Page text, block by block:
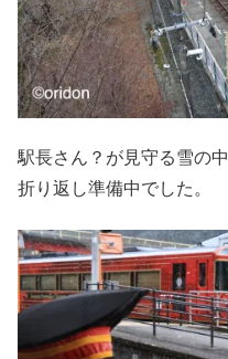
駅長さん？が見守る雪の中
折り返し準備中でした。